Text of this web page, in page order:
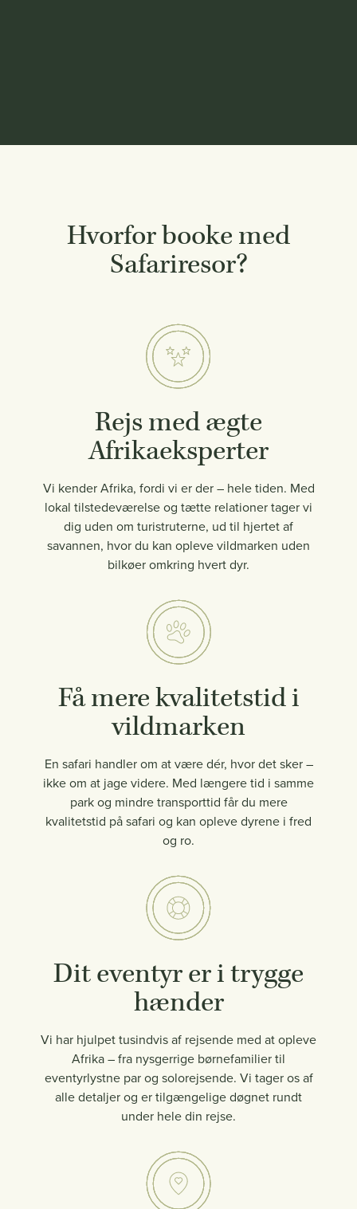
Hvorfor booke med
Safariresor?
Rejs med ægte
Afrikaeksperter
Vi kender Afrika, fordi vi er der – hele tiden. Med
lokal tilstedeværelse og tætte relationer tager vi
dig uden om turistruterne, ud til hjertet af
savannen, hvor du kan opleve vildmarken uden
bilkøer omkring hvert dyr.
Få mere kvalitetstid i
vildmarken
En safari handler om at være dér, hvor det sker –
ikke om at jage videre. Med længere tid i samme
park og mindre transporttid får du mere
kvalitetstid på safari og kan opleve dyrene i fred
og ro.
Dit eventyr er i trygge
hænder
Vi har hjulpet tusindvis af rejsende med at opleve
Afrika – fra nysgerrige børnefamilier til
eventyrlystne par og solorejsende. Vi tager os af
alle detaljer og er tilgængelige døgnet rundt
under hele din rejse.